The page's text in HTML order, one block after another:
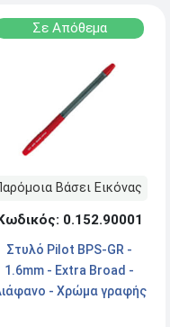
Σε Απόθεμα
Βάσει Εικόνας
0.152.90001
Στυλό Pilot BPS-GR -
1.6mm - Extra Broad -
- Χρώμα γραφής